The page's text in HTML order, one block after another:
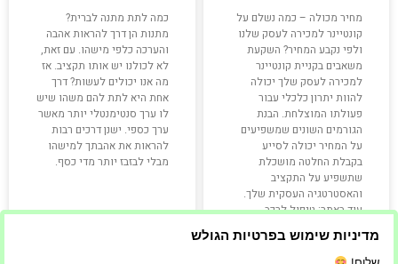
מחיר מכולה – כמה נשלם על
קונטיינר למכירה לעסק שלנו
ולפי נקבע המחיר? השקעת
משאבים בקניית קונטיינר
למכירה לעסק שלך יכולה
להוות יתרון כלכלי עבור
פעולתו המוצלחת. הבנת
הגורמים השונים שמשפיעים
על המחיר יכולה לסייע
בקבלת החלטה מושכלת
שתשפיע על התקציב
והאסטרטגיה העסקית שלך.
עוד באתר: טיפול לרכב
כמה לתת מתנה לברית?
מתנות הן דרך להראות אהבה
והערכה כלפי מישהו. עם זאת,
לא לכולנו יש אותו תקציב. אז
מה אנו יכולים לעשות? דרך
אחת היא לתת להם משהו שיש
לו ערך סנטימנטלי יותר מאשר
ערך כספי. ישנן דרכים רבות
להראות את אהבתך למישהו
מבלי לבזבז יותר מדי כסף.
מדיניות שימוש בפרטיות הגולש